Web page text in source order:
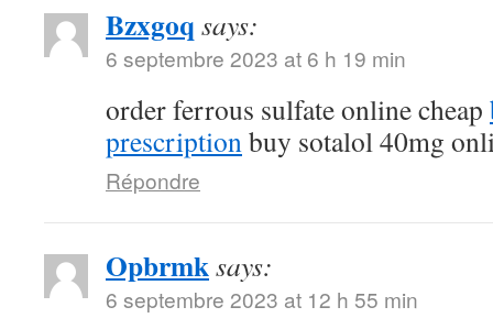
Bzxgoq says:
6 septembre 2023 at 6 h 19 min
order ferrous sulfate online cheap
prescription buy sotalol 40mg
Répondre
Opbrmksays:
6 septembre 2023 at 12 h 55 min